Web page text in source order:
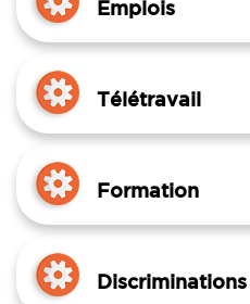
Emplois
Télétravail
Formation
Discriminations